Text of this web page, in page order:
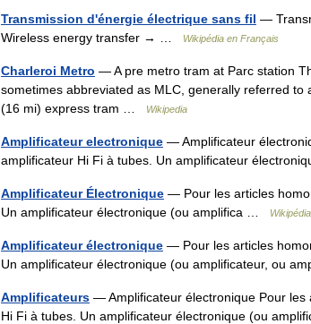
Transmission d'énergie électrique sans fil —
Wireless energy transfer → …
Wikipédia en Français
Charleroi Metro — A pre metro tram at Parc station
sometimes abbreviated as MLC, generally referred
(16 mi) express tram …
Wikipedia
Amplificateur electronique — Amplificateur
amplificateur Hi Fi à tubes. Un amplificateur
Amplificateur Électronique — Pour les articles
Un amplificateur électronique (ou amplifica …
Amplificateur électronique — Pour les articles
Un amplificateur électronique (ou amplificateur, ou
Amplificateurs — Amplificateur électronique Pour les
Hi Fi à tubes. Un amplificateur électronique (ou